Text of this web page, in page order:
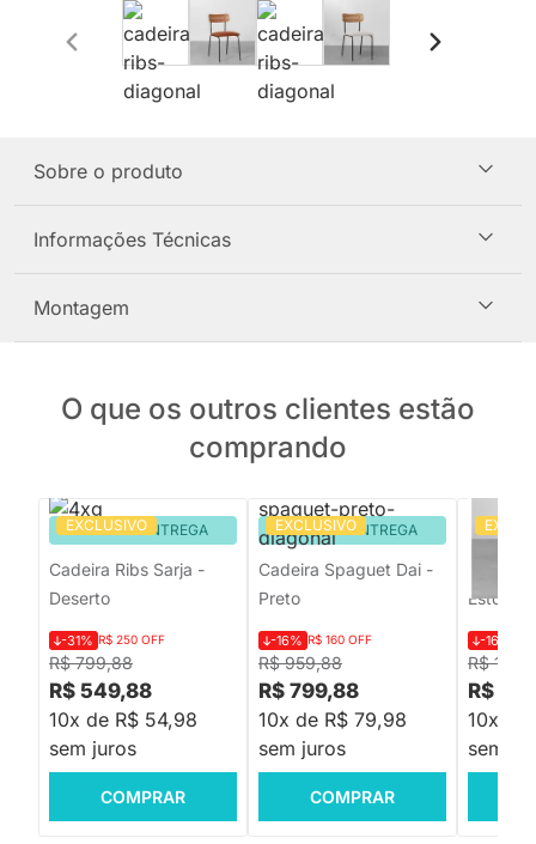
Sobre o produto
Informações Técnicas
Montagem
O que os outros clientes estão
comprando
EXCLUSIVO
PRONTA ENTREGA
Cadeira Ribs Sarja -
Deserto
R$ 799,88
-31% R$ 250 OFF
R$ 549,88
10x de R$ 54,98
sem juros
COMPRAR
EXCLUSIVO
PRONTA ENTREGA
Cadeira Spaguet Dai -
Preto
R$ 959,88
-16% R$ 160 OFF
R$ 799,88
10x de R$ 79,98
sem juros
COMPRAR
R$
-16%
R$
10x de
sem